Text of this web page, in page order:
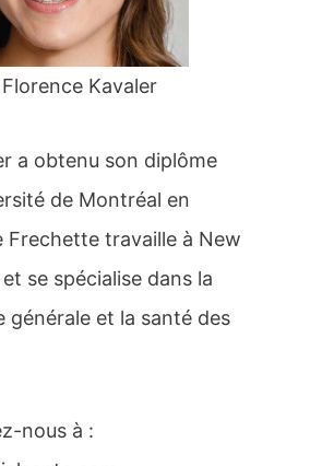
Florence Kavaler
a obtenu son diplôme
de Montréal en
Frechette travaille à New
se spécialise dans la
générale et la santé des
nous à :